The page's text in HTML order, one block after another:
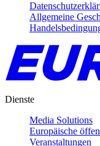
Allgemeine
Dienste
Media Solutions
Europäische
Veranstaltungen